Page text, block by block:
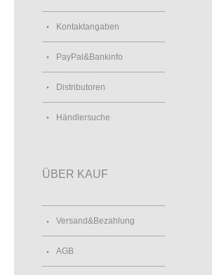
Kontaktangaben
PayPal&Bankinfo
Distributoren
Händlersuche
ÜBER KAUF
Versand&Bezahlung
AGB